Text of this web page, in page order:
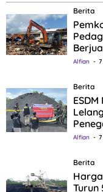
Berita
Alfian
Berita
Alfian
Berita
Turun